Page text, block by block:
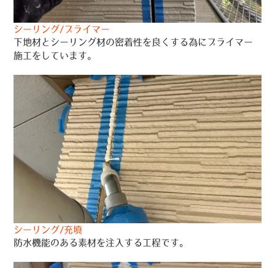
シーリング/プライマー
下地材とシーリング材の密着性を良くする為にプライマー
施工をしています。
シーリング/充填
防水機能のある素材を注入する工程です。